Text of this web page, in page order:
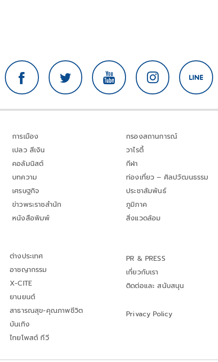
การเมือง
เปลว สีเงิน
คอลัมนิสต์
บทความ
เศรษฐกิจ
ข่าวพระราชสำนัก
หนังสือพิมพ์
กรองสถานการณ์
วาไรตี้
กีฬา
ท่องเที่ยว – ศิลปวัฒนธรรม
ประชาสัมพันธ์
ภูมิภาค
สิ่งแวดล้อม
ต่างประเทศ
อาชญากรรม
X-CITE
ยานยนต์
สาธารณสุข-คุณภาพชีวิต
บันเทิง
ไทยโพสต์ ทีวี
PR & PRESS
เกี่ยวกับเรา
ติดต่อและ สนับสนุน
Privacy Policy